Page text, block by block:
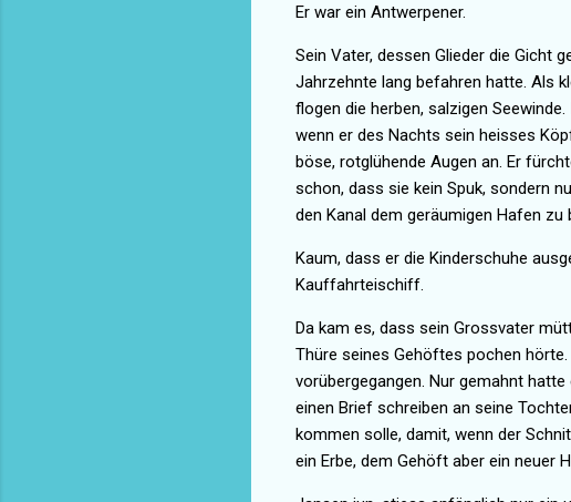
Er war ein Antwerpener.
Sein Vater, dessen Glieder die Gicht
Jahrzehnte lang befahren hatte. Als
flogen die herben, salzigen
wenn er des Nachts sein heisses
böse, rotglühende Augen an. Er
schon, dass sie kein Spuk, sondern
den Kanal dem geräumigen Hafen zu
Kaum, dass er die Kinderschuhe
Kauffahrteischiff.
Da kam es, dass sein Grossvater
Thüre seines Gehöftes pochen
vorübergegangen. Nur gemahnt hatte
einen Brief schreiben an seine
kommen solle, damit, wenn der
ein Erbe, dem Gehöft aber ein neuer